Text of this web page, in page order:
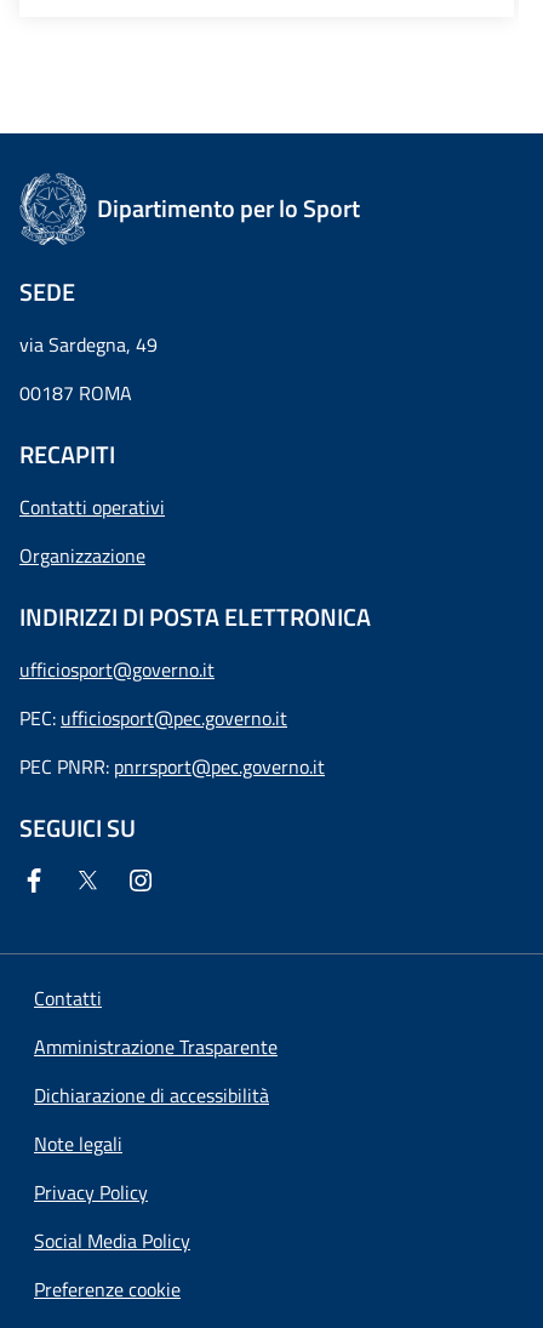
Dipartimento per lo Sport
SEDE
via Sardegna, 49
00187 ROMA
RECAPITI
Contatti operativi
Organizzazione
INDIRIZZI DI POSTA ELETTRONICA
ufficiosport@governo.it
PEC: ufficiosport@pec.governo.it
PEC PNRR: pnrrsport@pec.governo.it
SEGUICI SU
Contatti
Amministrazione Trasparente
Dichiarazione di accessibilità
Note legali
Privacy Policy
Social Media Policy
Preferenze cookie